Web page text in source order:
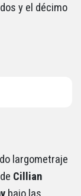
y el décimo
largometraje
Cillian